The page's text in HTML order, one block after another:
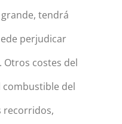
tendrá
perjudicar
costes del
del
recorridos,